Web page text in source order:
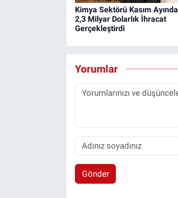
Kimya Sektörü Kasım Ayında
2,3 Milyar Dolarlık İhracat
Gerçekleştirdi
Yorumlar
Gönder